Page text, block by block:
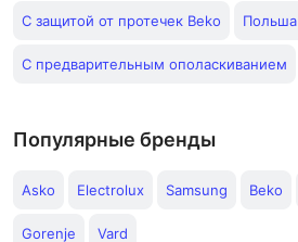
С защитой от протечек Beko Польша
С предварительным ополаскиванием
Популярные бренды
Asko Electrolux Samsung Beko
Gorenje Vard